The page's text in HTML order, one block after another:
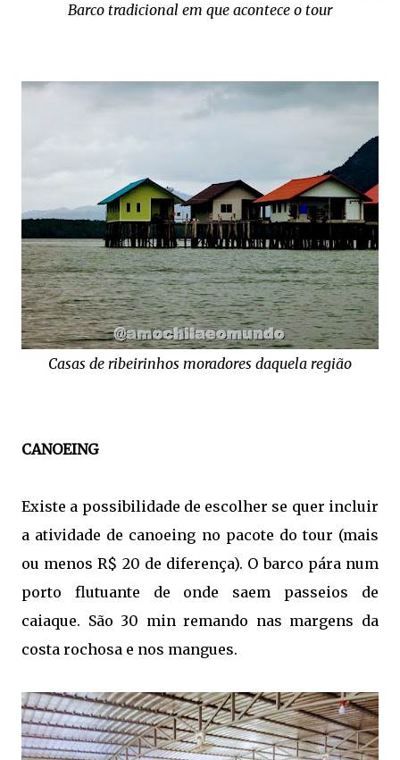
Barco tradicional em que acontece o tour
Casas de ribeirinhos moradores daquela região
CANOEING
Existe a possibilidade de escolher se quer incluir
a atividade de canoeing no pacote do tour (mais
ou menos R$ 20 de diferença). O barco pára num
porto flutuante de onde saem passeios de
caiaque. São 30 min remando nas margens da
costa rochosa e nos mangues.